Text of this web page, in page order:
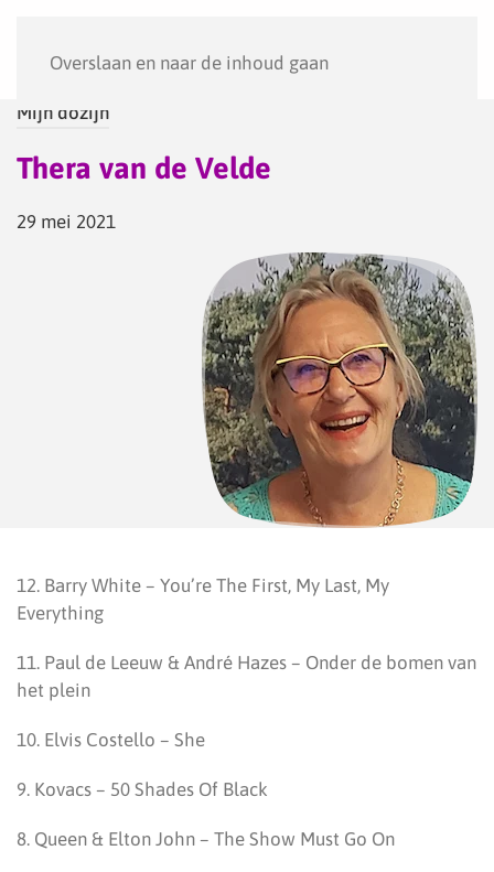
Overslaan en naar de inhoud gaan
Mijn dozijn
Thera van de Velde
29 mei 2021
12. Barry White – You’re The First, My Last, My
Everything
11. Paul de Leeuw & André Hazes – Onder de bomen van
het plein
10. Elvis Costello – She
9. Kovacs – 50 Shades Of Black
8. Queen & Elton John – The Show Must Go On